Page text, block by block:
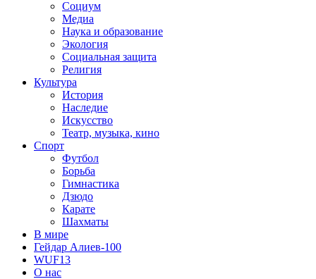
Социум
Медиа
Наука и образование
Экология
Социальная защита
Религия
Культура
История
Наследие
Искусство
Театр, музыка, кино
Спорт
Футбол
Борьба
Гимнастика
Дзюдо
Карате
Шахматы
В мире
Гейдар Алиев-100
WUF13
О нас